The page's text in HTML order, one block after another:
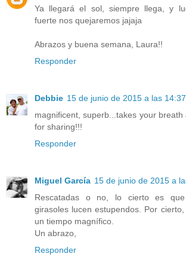
Ya llegará el sol, siempre llega, y
fuerte nos quejaremos jajaja
Abrazos y buena semana, Laura!!
Responder
Debbie 15 de junio de 2015 a las 14:37
magnificent, superb...takes your
for sharing!!!
Responder
Miguel García 15 de junio de 2015 a
Rescatadas o no, lo cierto es
girasoles lucen estupendos. Por
un tiempo magnífico.
Un abrazo,
Responder